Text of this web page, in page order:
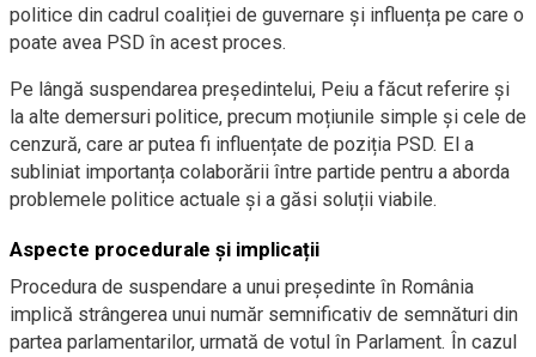
politice din cadrul coaliției de guvernare și influența pe care o
poate avea PSD în acest proces.
Pe lângă suspendarea președintelui, Peiu a făcut referire și
la alte demersuri politice, precum moțiunile simple și cele de
cenzură, care ar putea fi influențate de poziția PSD. El a
subliniat importanța colaborării între partide pentru a aborda
problemele politice actuale și a găsi soluții viabile.
Aspecte procedurale și implicații
Procedura de suspendare a unui președinte în România
implică strângerea unui număr semnificativ de semnături din
partea parlamentarilor, urmată de votul în Parlament. În cazul